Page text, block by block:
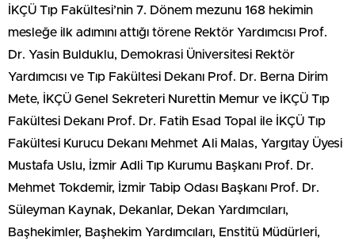
İKÇÜ Tıp Fakültesi’nin 7. Dönem mezunu 168 hekimin
mesleğe ilk adımını attığı törene Rektör Yardımcısı Prof.
Dr. Yasin Bulduklu, Demokrasi Üniversitesi Rektör
Yardımcısı ve Tıp Fakültesi Dekanı Prof. Dr. Berna Dirim
Mete, İKÇÜ Genel Sekreteri Nurettin Memur ve İKÇÜ Tıp
Fakültesi Dekanı Prof. Dr. Fatih Esad Topal ile İKÇÜ Tıp
Fakültesi Kurucu Dekanı Mehmet Ali Malas, Yargıtay Üyesi
Mustafa Uslu, İzmir Adli Tıp Kurumu Başkanı Prof. Dr.
Mehmet Tokdemir, İzmir Tabip Odası Başkanı Prof. Dr.
Süleyman Kaynak, Dekanlar, Dekan Yardımcıları,
Başhekimler, Başhekim Yardımcıları, Enstitü Müdürleri,